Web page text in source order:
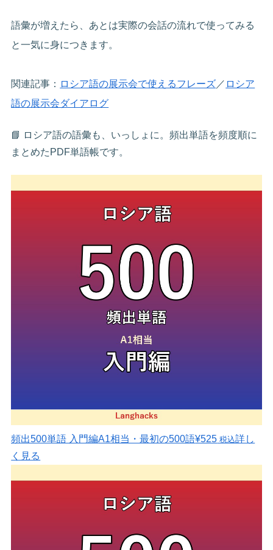
語彙が増えたら、あとは実際の会話の流れで使ってみる
と一気に身につきます。
関連記事： ロシア語の展示会で使えるフレーズ ／ ロシア
語の展示会ダイアログ
📘 ロシア語の語彙も、いっしょに。頻出単語を頻度順に
まとめたPDF単語帳です。
頻出500単語 入門編A1相当・最初の500語¥525 税込詳し
く見る